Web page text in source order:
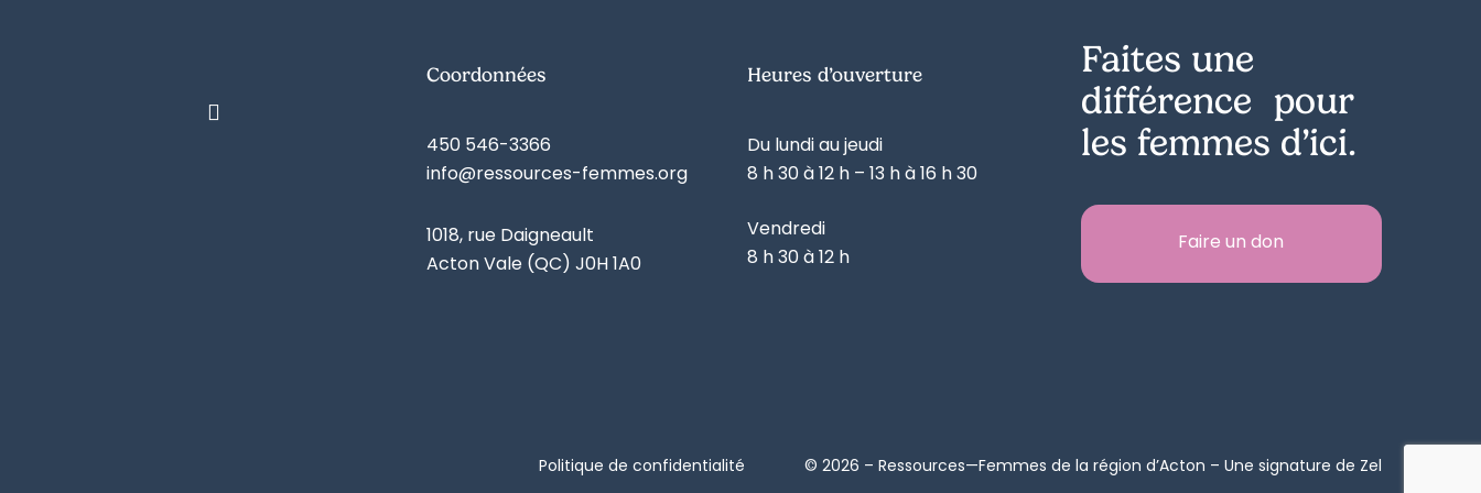
Coordonnées
450 546-3366
info@ressources-femmes.org
1018, rue Daigneault
Acton Vale (QC) J0H 1A0
Heures d’ouverture
Du lundi au jeudi
8 h 30 à 12 h – 13 h à 16 h 30
Vendredi
8 h 30 à 12 h
Faites une
différence pour
les femmes d’ici.
Faire un don
Politique de confidentialité © 2026 – Ressources—Femmes de la région d’Acton – Une signature de Zel